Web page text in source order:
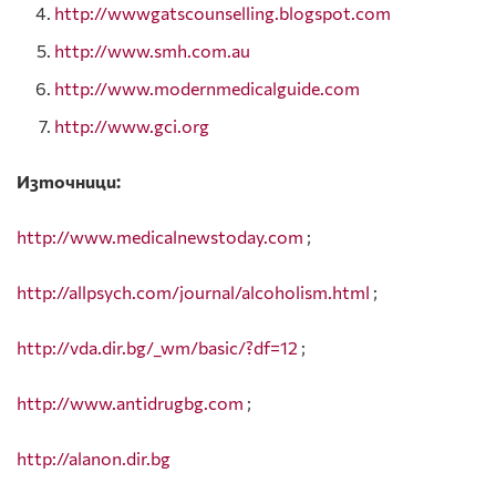
http://wwwgatscounselling.blogspot.com
http://www.smh.com.au
http://www.modernmedicalguide.com
http://www.gci.org
Източници:
http://www.medicalnewstoday.com ;
http://allpsych.com/journal/alcoholism.html ;
http://vda.dir.bg/_wm/basic/?df=12 ;
http://www.antidrugbg.com ;
http://alanon.dir.bg